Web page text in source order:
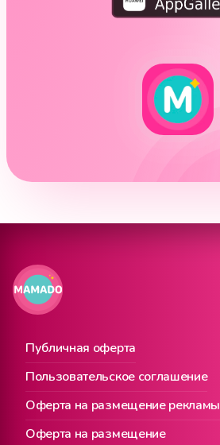
Публичная оферта
Пользовательское соглашение
Оферта на размещение рекламы
Оферта на размещение